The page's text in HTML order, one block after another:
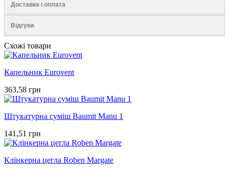
Доставка і оплата
Відгуки
Схожі товари
Капельник Eurovent
363,58 грн
Штукатурна суміш Baumit Manu 1
141,51 грн
Клінкерна цегла Roben Margate